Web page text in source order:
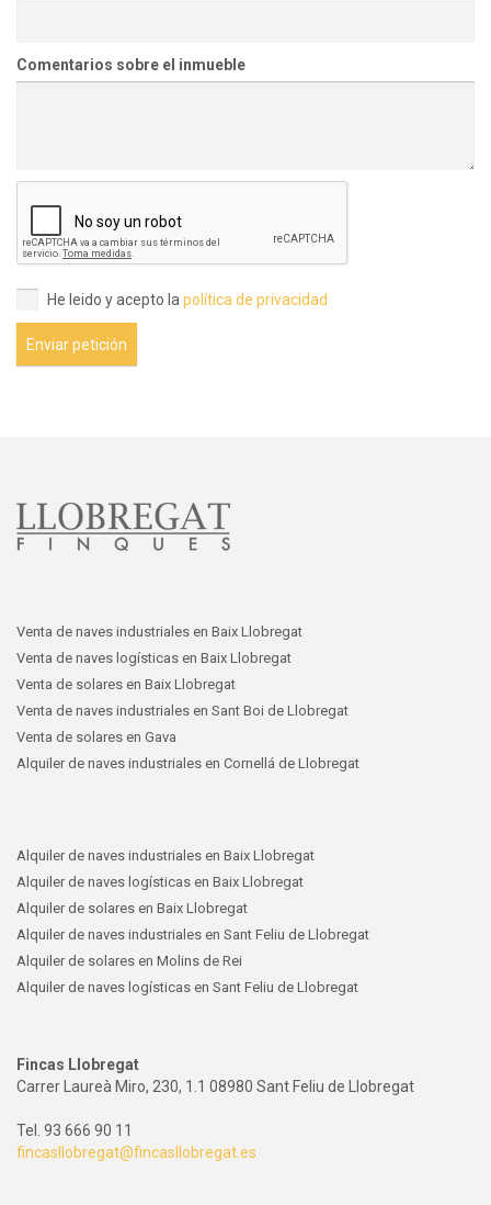
Comentarios sobre el inmueble
He leido y acepto la política de privacidad
Enviar petición
Venta de naves industriales en Baix Llobregat
Venta de naves logísticas en Baix Llobregat
Venta de solares en Baix Llobregat
Venta de naves industriales en Sant Boi de Llobregat
Venta de solares en Gava
Alquiler de naves industriales en Cornellá de Llobregat
Alquiler de naves industriales en Baix Llobregat
Alquiler de naves logísticas en Baix Llobregat
Alquiler de solares en Baix Llobregat
Alquiler de naves industriales en Sant Feliu de Llobregat
Alquiler de solares en Molins de Rei
Alquiler de naves logísticas en Sant Feliu de Llobregat
Fincas Llobregat
Carrer Laureà Miro, 230, 1.1 08980 Sant Feliu de Llobregat
Tel. 93 666 90 11
fincasllobregat@fincasllobregat.es